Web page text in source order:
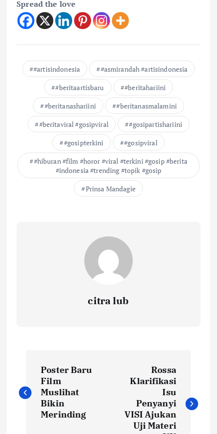
Spread the love
#artisindonesia
#asmirandah #artisindonesia
#beritaartisbaru
#beritahariini
#beritanashariini
#beritanasmalamini
#beritaviral #gosipviral
#gosipartishariini
#gosipterkini
#gosipviral
#hiburan #film #horor #viral #terkini #gosip #berita
#indonesia #trending #topik #gosip
Prinsa Mandagie
citra lub
a
Poster Baru
Film
Muslihat
Bikin
Merinding
Rossa
Klarifikasi
Isu
Penyanyi
VISI Ajukan
Uji Materi